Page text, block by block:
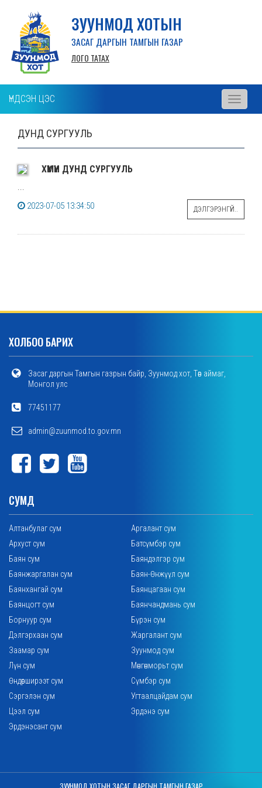
ЗУУНМОД ХОТЫН
ЗАСАГ ДАРГЫН ТАМГЫН ГАЗАР
ЛОГО ТАТАХ
ҮНДСЭН ЦЭС
Toggle
ДУНД СУРГУУЛЬ
ХҮМҮҮН ДУНД СУРГУУЛЬ
...
2023-07-05 13:34:50
ДЭЛГЭРЭНГҮЙ..
ХОЛБОО БАРИХ
Засаг даргын Тамгын газрын байр, Зуунмод хот, Төв аймаг,
Монгол улс
77451177
admin@zuunmod.to.gov.mn
СУМД
Алтанбулаг сум
Аргалант сум
Архуст сум
Батсүмбэр сум
Баян сум
Баяндэлгэр сум
Баянжаргалан сум
Баян-Өнжүүл сум
Баянхангай сум
Баянцагаан сум
Баянцогт сум
Баянчандмань сум
Борнуур сум
Бүрэн сум
Дэлгэрхаан сум
Жаргалант сум
Заамар сум
Зуунмод сум
Лүн сум
Мөнгөнморьт сум
Өндөрширээт сум
Сүмбэр сум
Сэргэлэн сум
Угтаалцайдам сум
Цээл сум
Эрдэнэ сум
Эрдэнэсант сум
ЗУУНМОД ХОТЫН ЗАСАГ ДАРГЫН ТАМГЫН ГАЗАР